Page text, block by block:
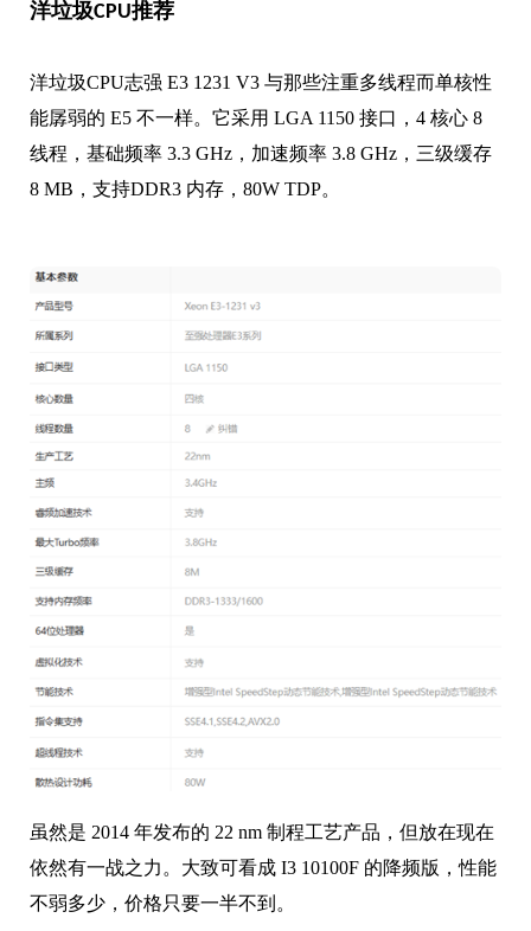
洋垃圾CPU推荐
洋垃圾CPU志强 E3 1231 V3 与那些注重多线程而单核性
能孱弱的 E5 不一样。它采用 LGA 1150 接口，4 核心 8
线程，基础频率 3.3 GHz，加速频率 3.8 GHz，三级缓存
8 MB，支持DDR3 内存，80W TDP。
虽然是 2014 年发布的 22 nm 制程工艺产品，但放在现在
依然有一战之力。大致可看成 I3 10100F 的降频版，性能
不弱多少，价格只要一半不到。